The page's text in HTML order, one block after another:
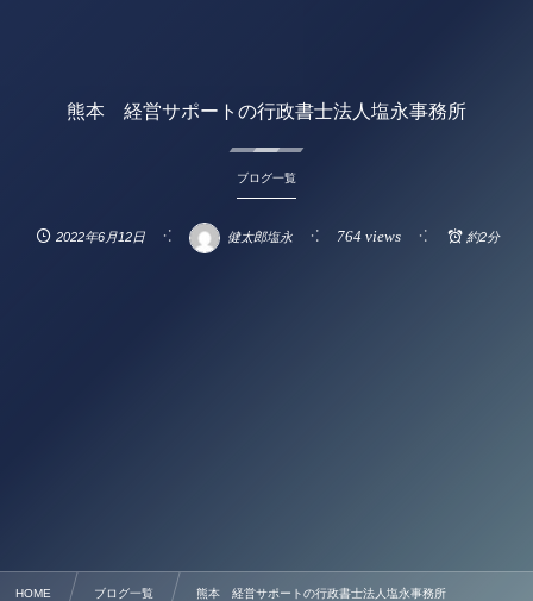
熊本 経営サポートの行政書士法人塩永事務所
ブログ一覧
2022年6月12日 健太郎塩永 764 views 約2分
HOME ブログ一覧 熊本 経営サポートの行政書士法人塩永事務所